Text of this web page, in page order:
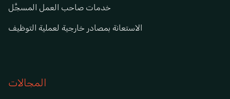
خدمات صاحب العمل المسجَّل
الاستعانة بمصادر خارجية لعملية التوظيف
المجالات